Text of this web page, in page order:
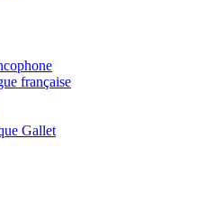
française
Gallet